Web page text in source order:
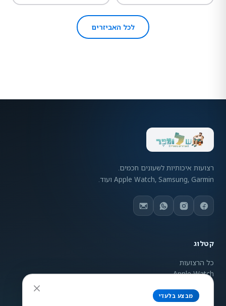
לכל האביזרים
רצועות איכותיות לשעונים חכמים.
Apple Watch, Samsung, Garmin ועוד.
קטלוג
כל הרצועות
Apple Watch
Samsung Galaxy
Garmin
ניגודיות צבעיםמבצע בלעדי